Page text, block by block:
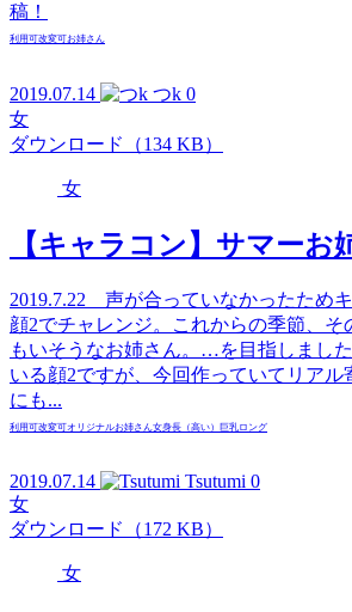
稿！
利用可改変可お姉さん
2019.07.14 つk 0
女
ダウンロード（134 KB）
女
【キャラコン】サマーお
2019.7.22 声が合っていなかったため
顔2でチャレンジ。これからの季節、そ
もいそうなお姉さん。…を目指しまし
いる顔2ですが、今回作っていてリアル
にも...
利用可改変可オリジナルお姉さん女身長（高い） 巨乳ロング
2019.07.14 Tsutumi 0
女
ダウンロード（172 KB）
女